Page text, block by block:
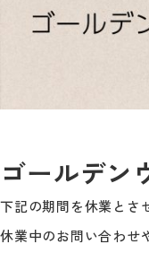
ゴールデン
下記の期間を休業とさ
休業中のお問い合わせ